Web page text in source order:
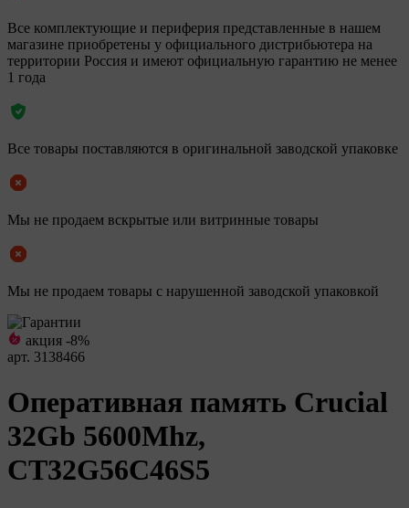
Все комплектующие и периферия представленные в нашем
магазине приобретены у официального дистрибьютера на
территории Россия и имеют официальную гарантию не менее
1 года
Все товары поставляются в оригинальной заводской упаковке
Мы не продаем вскрытые или витринные товары
Мы не продаем товары с нарушенной заводской упаковкой
акция -8%
арт. 3138466
Оперативная память Crucial
32Gb 5600Mhz,
CT32G56C46S5